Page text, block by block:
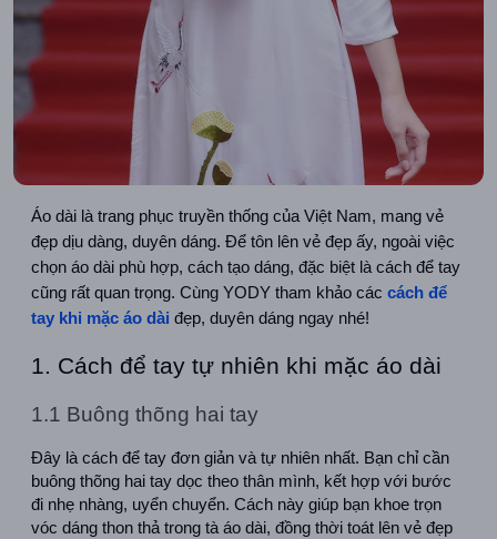
Áo dài là trang phục truyền thống của Việt Nam, mang vẻ
đẹp dịu dàng, duyên dáng. Để tôn lên vẻ đẹp ấy, ngoài việc
chọn áo dài phù hợp, cách tạo dáng, đặc biệt là cách để tay
cũng rất quan trọng. Cùng YODY tham khảo các cách để
tay khi mặc áo dài đẹp, duyên dáng ngay nhé!
1. Cách để tay tự nhiên khi mặc áo dài
1.1 Buông thõng hai tay
Đây là cách để tay đơn giản và tự nhiên nhất. Bạn chỉ cần
buông thõng hai tay dọc theo thân mình, kết hợp với bước
đi nhẹ nhàng, uyển chuyển. Cách này giúp bạn khoe trọn
vóc dáng thon thả trong tà áo dài, đồng thời toát lên vẻ đẹp